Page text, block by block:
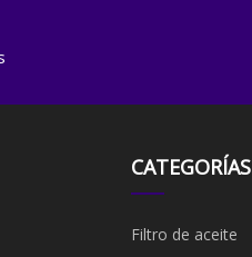
CATEGORÍAS
Filtro de aceite